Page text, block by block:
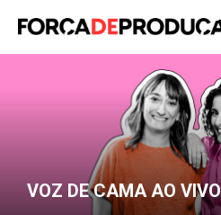
VOZ DE CAMA AO VIVO